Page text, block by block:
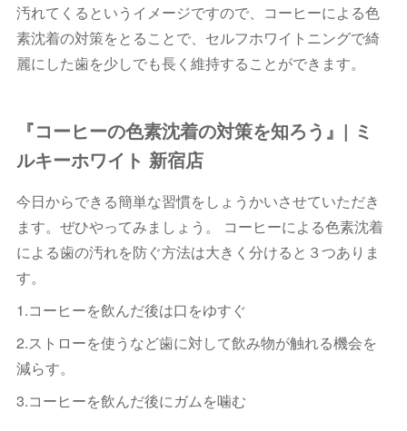
汚れてくるというイメージですので、コーヒーによる色
素沈着の対策をとることで、セルフホワイトニングで綺
麗にした歯を少しでも長く維持することができます。
『コーヒーの色素沈着の対策を知ろう』| ミ
ルキーホワイト 新宿店
今日からできる簡単な習慣をしょうかいさせていただき
ます。ぜひやってみましょう。 コーヒーによる色素沈着
による歯の汚れを防ぐ方法は大きく分けると３つありま
す。
1.コーヒーを飲んだ後は口をゆすぐ
2.ストローを使うなど歯に対して飲み物が触れる機会を
減らす。
3.コーヒーを飲んだ後にガムを噛む